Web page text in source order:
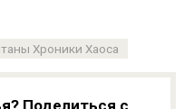
Хроники Хаоса